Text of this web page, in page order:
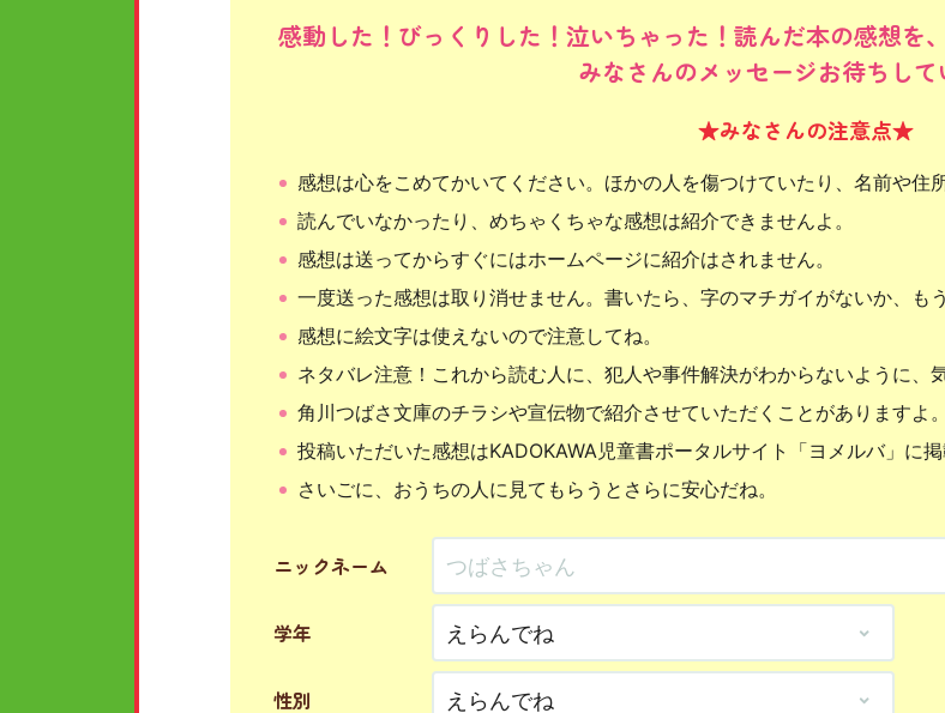
感動した！びっくりした！泣いちゃった！読んだ本の感想
みなさんのメッセージお待ちして
★みなさんの注意点★
感想は心をこめてかいてください。ほかの人を傷つけていたり、名前や住
読んでいなかったり、めちゃくちゃな感想は紹介できませんよ。
感想は送ってからすぐにはホームページに紹介はされません。
一度送った感想は取り消せません。書いたら、字のマチガイがないか、も
感想に絵文字は使えないので注意してね。
ネタバレ注意！これから読む人に、犯人や事件解決がわからないように、
角川つばさ文庫のチラシや宣伝物で紹介させていただくことがありますよ。
投稿いただいた感想はKADOKAWA児童書ポータルサイト「ヨメルバ」に掲
さいごに、おうちの人に見てもらうとさらに安心だね。
ニックネーム
学年
性別